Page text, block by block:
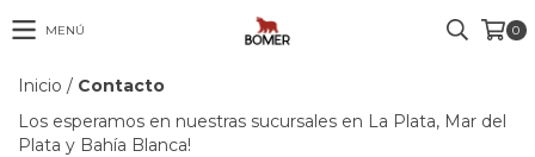
MENÚ 0
Inicio / Contacto
Los esperamos en nuestras sucursales en La Plata, Mar del
Plata y Bahía Blanca!